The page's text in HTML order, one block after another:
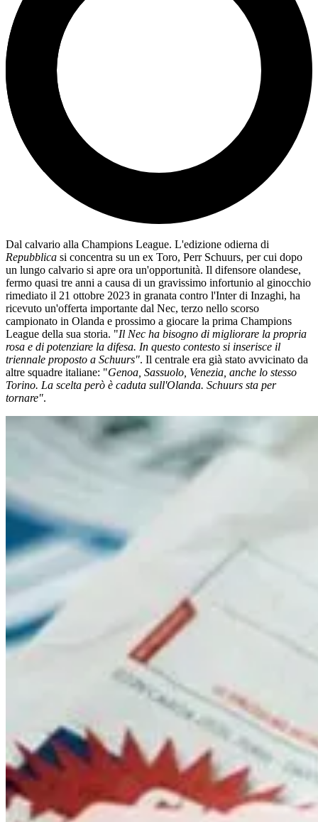
Dal calvario alla Champions League. L'edizione odierna di
Repubblica si concentra su un ex Toro, Perr Schuurs, per cui dopo
un lungo calvario si apre ora un'opportunità. Il difensore olandese,
fermo quasi tre anni a causa di un gravissimo infortunio al ginocchio
rimediato il 21 ottobre 2023 in granata contro l'Inter di Inzaghi, ha
ricevuto un'offerta importante dal Nec, terzo nello scorso
campionato in Olanda e prossimo a giocare la prima Champions
League della sua storia. "Il Nec ha bisogno di migliorare la propria
rosa e di potenziare la difesa. In questo contesto si inserisce il
triennale proposto a Schuurs". Il centrale era già stato avvicinato da
altre squadre italiane: "Genoa, Sassuolo, Venezia, anche lo stesso
Torino. La scelta però è caduta sull'Olanda. Schuurs sta per
tornare".